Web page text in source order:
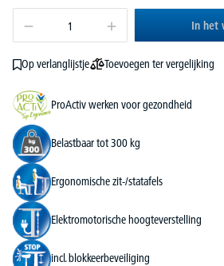
In het
Op verlanglijstje Toevoegen ter vergelijking
ProActiv werken voor gezondheid
Belastbaar tot 300 kg
Ergonomische zit-/statafels
Elektromotorische hoogteverstelling
incl. blokkeerbeveiliging